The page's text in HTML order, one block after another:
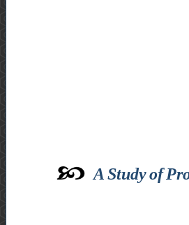
A Study of